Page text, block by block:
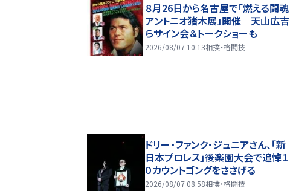
８月26日から名古屋で「燃える闘魂
アントニオ猪木展」開催 天山広吉
らサイン会＆トークショーも
2026/08/07 10:13相撲・格闘技
ドリー・ファンク・ジュニアさん、「新
日本プロレス」後楽園大会で追悼１
０カウントゴングをささげる
2026/08/07 08:58相撲・格闘技